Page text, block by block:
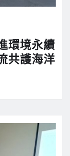
環境永續
共護海洋